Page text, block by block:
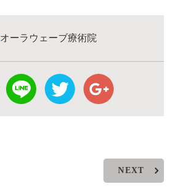
オーラウェーブ療術院
NEXT